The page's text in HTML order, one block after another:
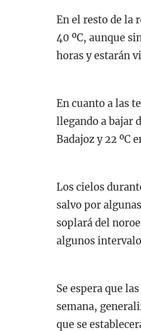
En el resto de la
40 ºC, aunque
horas y estarán
En cuanto a las
llegando a bajar
Badajoz y 22 ºC
Los cielos
salvo por
soplará del
algunos
Se espera que
semana,
que se